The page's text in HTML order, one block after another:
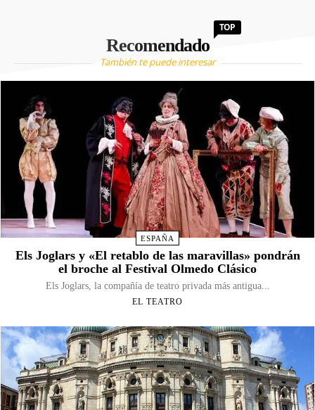
Recomendado
TOP
También te puede interesar
ESPAÑA
Els Joglars y «El retablo de las maravillas» pondrán
el broche al Festival Olmedo Clásico
Els Joglars, la compañía de teatro privada más antigua...
EL TEATRO